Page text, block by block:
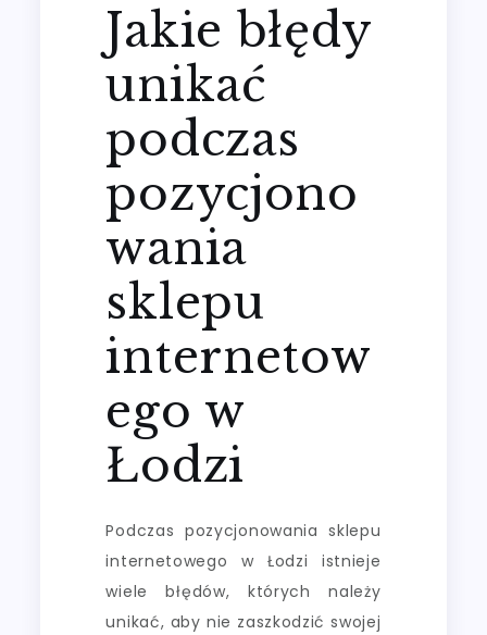
Jakie błędy
unikać
podczas
pozycjono
wania
sklepu
internetow
ego w
Łodzi
Podczas pozycjonowania sklepu
internetowego w Łodzi istnieje
wiele błędów, których należy
unikać, aby nie zaszkodzić swojej